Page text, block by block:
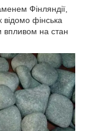
Фінляндії,
відомо фінська
впливом на стан